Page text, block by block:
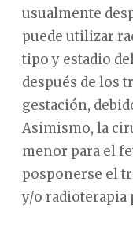
usualmente
puede utilizar
tipo y estadio
después de los
gestación,
Asimismo, la
menor para el
posponerse el
y/o radioterapia